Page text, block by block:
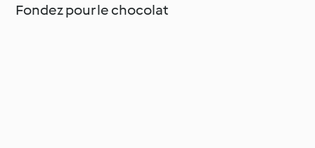
Fondez pour le chocolat